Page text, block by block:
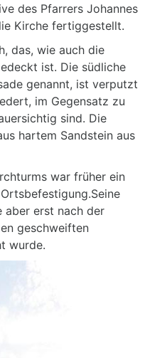
des Pfarrers Johannes
Kirche fertiggestellt.
das, wie auch die
ist. Die südliche
genannt, ist verputzt
im Gegensatz zu
sind. Die
hartem Sandstein aus
war früher ein
aber erst nach der
geschweiften
wurde.